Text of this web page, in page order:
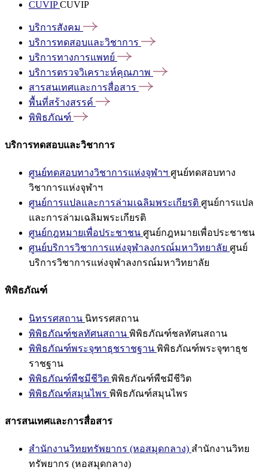
CUVIPCUVIP
บริการสังคม
บริการทดสอบและวิชาการ
บริการทางการแพทย์
บริการตรวจวิเคราะห์คุณภาพ
สารสนเทศและการสื่อสาร
พื้นที่สร้างสรรค์
พิพิธภัณฑ์
บริการทดสอบและวิชาการ
ศูนย์ทดสอบทางวิชาการแห่งจุฬาฯ ศูนย์ทดสอบทาง
วิชาการแห่งจุฬาฯ
ศูนย์การแปลและการล่ามเฉลิมพระเกียรติ ศูนย์การแปล
และการล่ามเฉลิมพระเกียรติ
ศูนย์กฎหมายเพื่อประชาชน ศูนย์กฎหมายเพื่อประชาชน
ศูนย์บริการวิชาการแห่งจุฬาลงกรณ์มหาวิทยาลัย ศูนย์
บริการวิชาการแห่งจุฬาลงกรณ์มหาวิทยาลัย
พิพิธภัณฑ์
นิทรรศสถาน นิทรรศสถาน
พิพิธภัณฑ์ชลทัศนสถาน พิพิธภัณฑ์ชลทัศนสถาน
พิพิธภัณฑ์พระจุฑาธุชราชฐาน พิพิธภัณฑ์พระจุฑาธุช
ราชฐาน
พิพิธภัณฑ์พืชมีชีวิต พิพิธภัณฑ์พืชมีชีวิต
พิพิธภัณฑ์สมุนไพร พิพิธภัณฑ์สมุนไพร
สารสนเทศและการสื่อสาร
สำนักงานวิทยทรัพยากร (หอสมุดกลาง) สำนักงานวิทย
ทรัพยากร (หอสมุดกลาง)